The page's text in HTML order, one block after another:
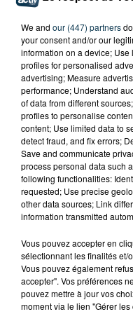
TITRES
We and our (447) partners
your consent and/or our
information on a device;
profiles for personalised
advertising; Measure
performance; Understand
of data from different
profiles to personalise
content; Use limited data to
detect fraud, and fix errors;
Save and communicate
process personal data such
following functionalities:
requested; Use precise
other data sources; Link
information transmitted
Vous pouvez accepter en
sélectionnant les finalités et/
Vous pouvez également
accepter". Vos préférences
pouvez mettre à jour vos
moment via le lien "Gérer